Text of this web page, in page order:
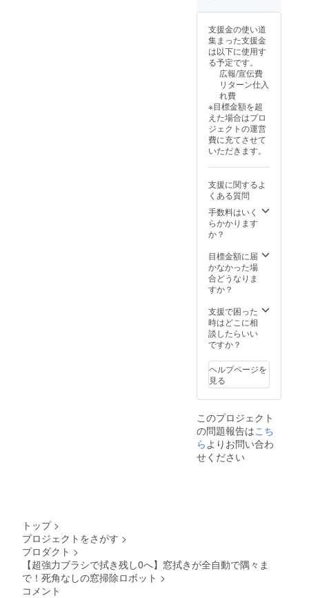
ので
す。 ※
ご注文
状況、
使用部
材の供
給状
況、製
造工程
上の都
合等に
より出
荷時期
が遅れ
る場合
ます。
明書 × 2
ン・仕
様は変
更にな
る可能
性もご
ざいま
了承く
ださ
い。 ※
割引率
は一般
販売予
に送料
を含む
合計金
額に対
するも
す。 ※
ご注文
状況、
使用部
給状
況、製
造工程
上の都
より出
荷時期
が遅れ
る場合
ます。
支援金の使い道
集まった支援金
は以下に使用す
る予定です。
広報/宣伝費
リターン仕入
れ費
※目標金額を超
えた場合はプロ
ジェクトの運営
費に充てさせて
いただきます。
支援に関するよ
くある質問
手数料はいく
らかかります
か？
目標金額に届
かなかった場
合どうなりま
すか？
支援で困った
時はどこに相
談したらいい
ですか？
ヘルプページを
見る
このプロジェクト
の問題報告はこち
ら よりお問い合わ
せください
トップ >
プロジェクトをさがす >
プロダクト >
【超強力ブラシで拭き残し0へ】窓拭きが全自動で隅々ま
で！死角なしの窓掃除ロボット >
コメント